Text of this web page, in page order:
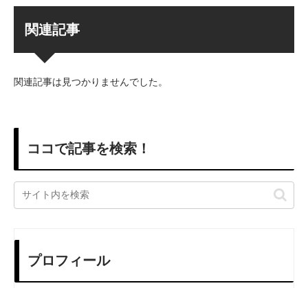
関連記事
関連記事は見つかりませんでした。
ココで記事を検索！
プロフィール